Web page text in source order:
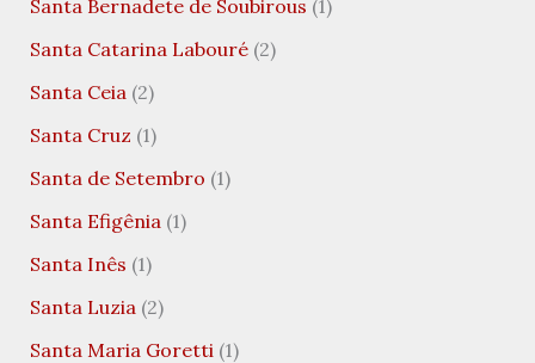
Santa Bernadete de Soubirous (1)
Santa Catarina Labouré(2)
Santa Ceia (2)
Santa Cruz (1)
Santa de Setembro (1)
Santa Efigênia (1)
Santa Inês (1)
Santa Luzia (2)
Santa Maria Goretti (1)